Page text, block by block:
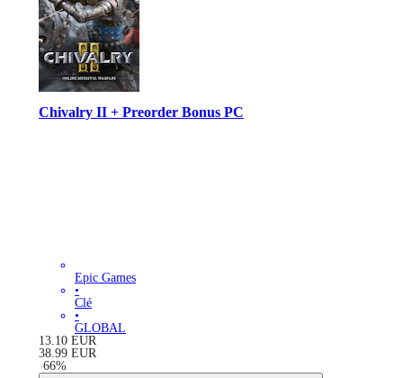
Chivalry II + Preorder Bonus PC
Epic Games
•
Clé
•
GLOBAL
13.10 EUR
38.99 EUR
-66%